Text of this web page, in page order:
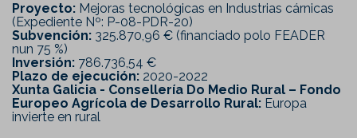
Proyecto: Mejoras tecnológicas en Industrias cárnicas
(Expediente Nº: P-08-PDR-20)
Subvención: 325.870,96 € (financiado polo FEADER
nun 75 %)
Inversión: 786.736,54 €
Plazo de ejecución: 2020-2022
Xunta Galicia - Consellería Do Medio Rural – Fondo
Europeo Agrícola de Desarrollo Rural: Europa
invierte en rural